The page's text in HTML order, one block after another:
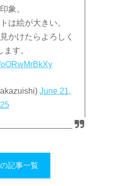
象。
は絵が大きい。
かけたらよろしく
ます。
June 21,
記事一覧